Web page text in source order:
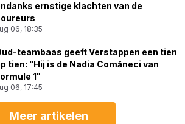
ernstige klachten van de
06, 18:35
teambaas geeft Verstappen een tien
tien: "Hij is de Nadia Comăneci van
1"
06, 17:45
Meer artikelen